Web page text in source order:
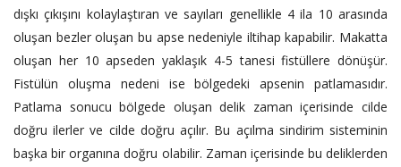
dışkı çıkışını kolaylaştıran ve sayıları genellikle 4 ila 10 arasında
oluşan bezler oluşan bu apse nedeniyle iltihap kapabilir. Makatta
oluşan her 10 apseden yaklaşık 4-5 tanesi fistüllere dönüşür.
Fistülün oluşma nedeni ise bölgedeki apsenin patlamasıdır.
Patlama sonucu bölgede oluşan delik zaman içerisinde cilde
doğru ilerler ve cilde doğru açılır. Bu açılma sindirim sisteminin
başka bir organına doğru olabilir. Zaman içerisinde bu deliklerden